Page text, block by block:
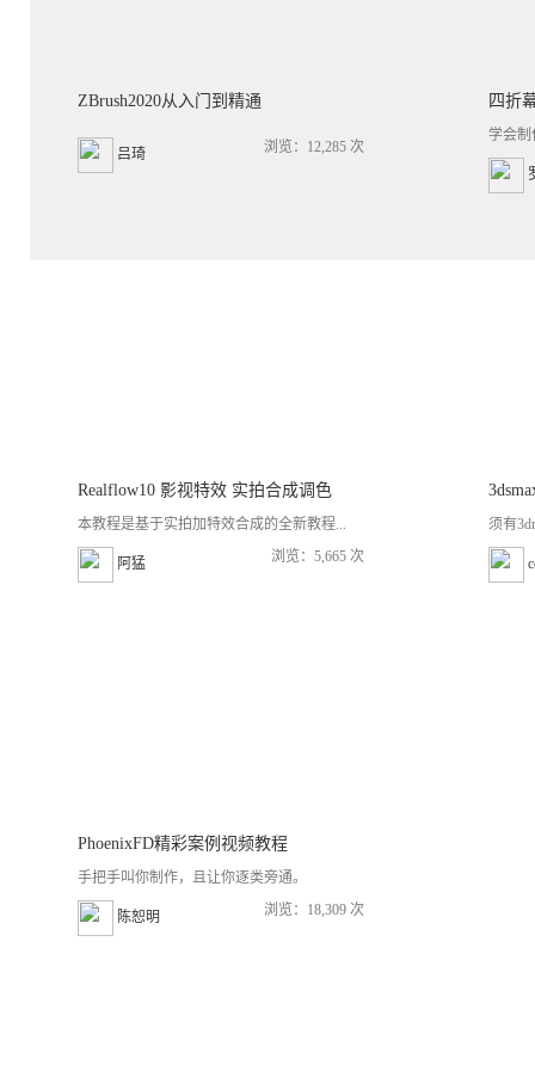
ZBrush2020从入门到精通
吕琦 浏览：12,285 次
四折
学会制
Realflow10 影视特效 实拍合成调色
本教程是基于实拍加特效合成的全新教程...
阿猛 浏览：5,665 次
须有
PhoenixFD精彩案例视频教程
手把手叫你制作，且让你逐类旁通。
陈恕明 浏览：18,309 次